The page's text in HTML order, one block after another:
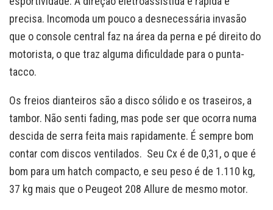
precisa. Incomoda um pouco a desnecessária invasão
que o console central faz na área da perna e pé direito do
motorista, o que traz alguma dificuldade para o punta-
tacco.
Os freios dianteiros são a disco sólido e os traseiros, a
tambor. Não senti fading, mas pode ser que ocorra numa
descida de serra feita mais rapidamente. É sempre bom
contar com discos ventilados. Seu Cx é de 0,31, o que é
bom para um hatch compacto, e seu peso é de 1.110 kg,
37 kg mais que o Peugeot 208 Allure de mesmo motor.